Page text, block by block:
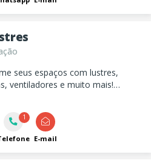
seus espaços com lustres,
ventiladores e muito mais!
Há 40 anos iluminando
e estilo.
1
E-mail